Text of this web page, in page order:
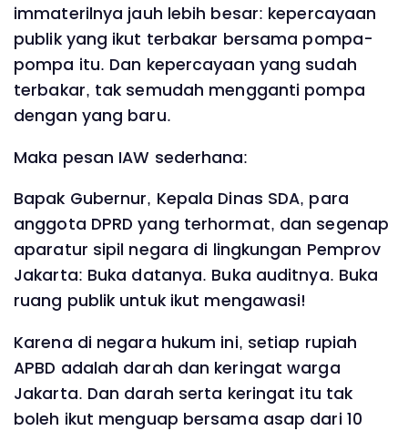
immaterilnya jauh lebih besar: kepercayaan
publik yang ikut terbakar bersama pompa-
pompa itu. Dan kepercayaan yang sudah
terbakar, tak semudah mengganti pompa
dengan yang baru.
Maka pesan IAW sederhana:
Bapak Gubernur, Kepala Dinas SDA, para
anggota DPRD yang terhormat, dan segenap
aparatur sipil negara di lingkungan Pemprov
Jakarta: Buka datanya. Buka auditnya. Buka
ruang publik untuk ikut mengawasi!
Karena di negara hukum ini, setiap rupiah
APBD adalah darah dan keringat warga
Jakarta. Dan darah serta keringat itu tak
boleh ikut menguap bersama asap dari 10